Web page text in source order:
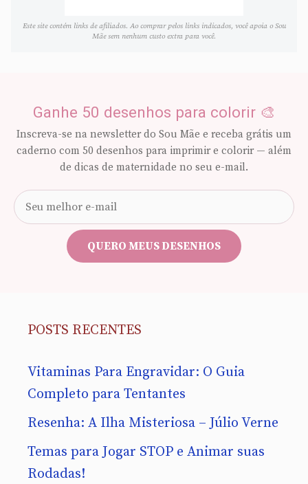
Este site contém links de afiliados. Ao comprar pelos links indicados, você apoia o Sou
Mãe sem nenhum custo extra para você.
Ganhe 50 desenhos para colorir 🎨
Inscreva-se na newsletter do Sou Mãe e receba grátis um
caderno com 50 desenhos para imprimir e colorir — além
de dicas de maternidade no seu e-mail.
e-
mail
QUERO MEUS DESENHOS
POSTS RECENTES
Vitaminas Para Engravidar: O Guia
Completo para Tentantes
Resenha: A Ilha Misteriosa – Júlio Verne
Temas para Jogar STOP e Animar suas
Rodadas!